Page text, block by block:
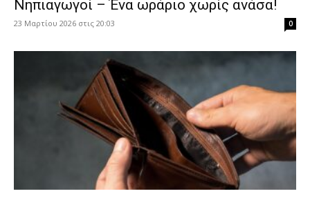
Νηπιαγωγοί – Ένα ωράριο χωρίς ανάσα!
23 Μαρτίου 2026 στις 20:03 0